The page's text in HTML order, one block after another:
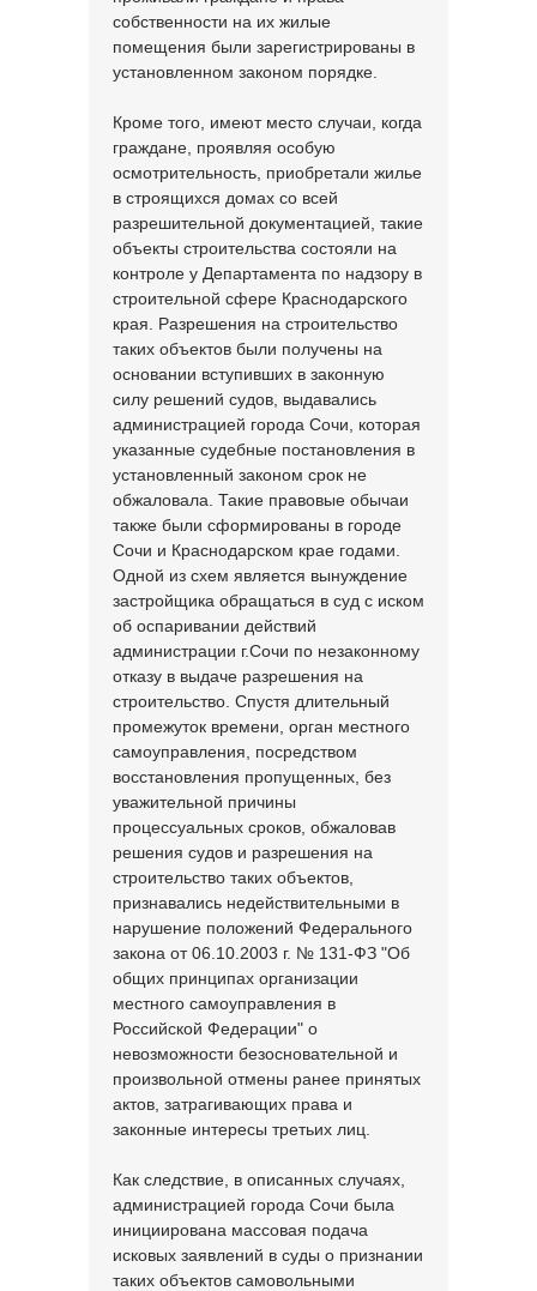
собственности на их жилые
помещения были зарегистрированы в
установленном законом порядке.
Кроме того, имеют место случаи, когда
граждане, проявляя особую
осмотрительность, приобретали жилье
в строящихся домах со всей
разрешительной документацией, такие
объекты строительства состояли на
контроле у Департамента по надзору в
строительной сфере Краснодарского
края. Разрешения на строительство
таких объектов были получены на
основании вступивших в законную
силу решений судов, выдавались
администрацией города Сочи, которая
указанные судебные постановления в
установленный законом срок не
обжаловала. Такие правовые обычаи
также были сформированы в городе
Сочи и Краснодарском крае годами.
Одной из схем является вынуждение
застройщика обращаться в суд с иском
об оспаривании действий
администрации г.Сочи по незаконному
отказу в выдаче разрешения на
строительство. Спустя длительный
промежуток времени, орган местного
самоуправления, посредством
восстановления пропущенных, без
уважительной причины
процессуальных сроков, обжаловав
решения судов и разрешения на
строительство таких объектов,
признавались недействительными в
нарушение положений Федерального
закона от 06.10.2003 г. № 131-ФЗ "Об
общих принципах организации
местного самоуправления в
Российской Федерации" о
невозможности безосновательной и
произвольной отмены ранее принятых
актов, затрагивающих права и
законные интересы третьих лиц.
Как следствие, в описанных случаях,
администрацией города Сочи была
инициирована массовая подача
исковых заявлений в суды о признании
таких объектов самовольными